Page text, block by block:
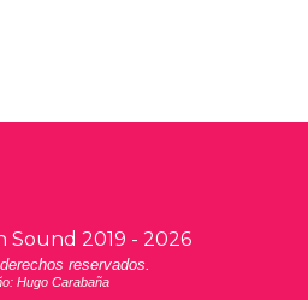
Sound 2019 - 2026
reservados.
Hugo Carabaña